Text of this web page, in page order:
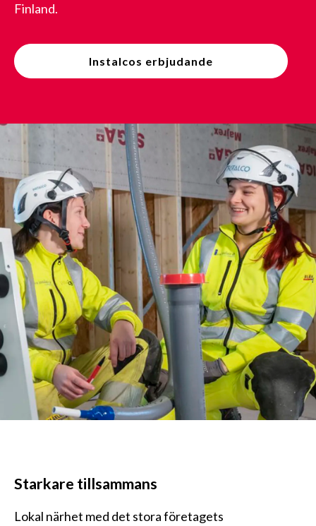
Finland.
Instalcos erbjudande
Starkare tillsammans
Lokal närhet med det stora företagets